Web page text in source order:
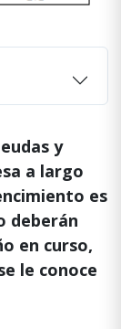
y
a largo
es
deberán
en curso,
le conoce